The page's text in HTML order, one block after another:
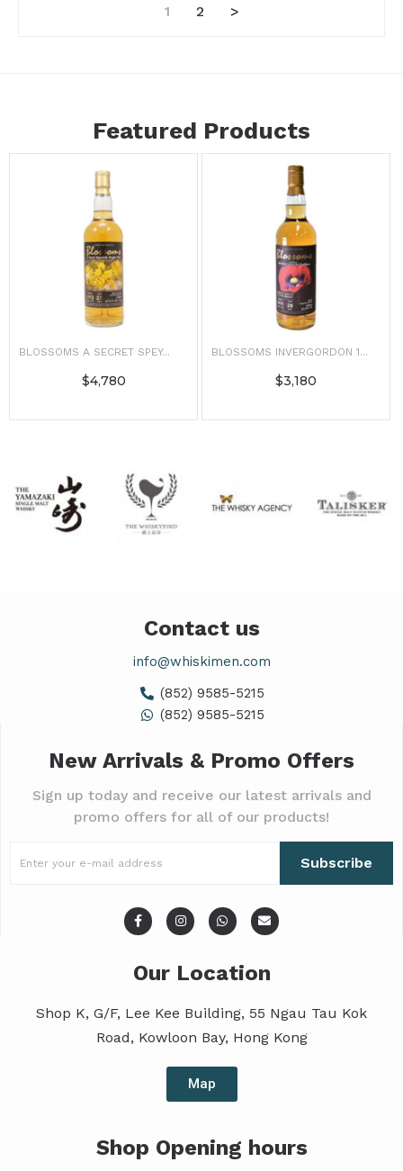
1 2 >
BLOSSOMS A SECRET SPEY...
$4,780
BLOSSOMS INVERGORDON 1...
$3,180
Featured Products
Contact us
info@whiskimen.com
(852) 9585-5215
(852) 9585-5215
New Arrivals & Promo Offers
Sign up today and receive our latest arrivals and
promo offers for all of our products!
Subscribe
Our Location
Shop K, G/F, Lee Kee Building, 55 Ngau Tau Kok
Road, Kowloon Bay, Hong Kong
Map
Shop Opening hours